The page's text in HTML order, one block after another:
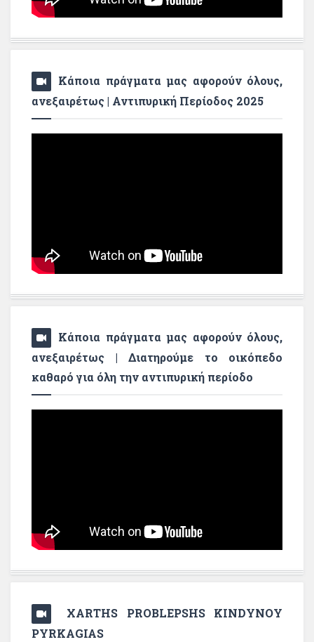
Κάποια πράγματα μας αφορούν όλους,
ανεξαιρέτως | Αντιπυρική Περίοδος 2025
Κάποια πράγματα μας αφορούν όλους,
ανεξαιρέτως | Διατηρούμε το οικόπεδο
καθαρό για όλη την αντιπυρική περίοδο
XARTHS PROBLEPSHS KINDYNOY
PYRKAGIAS